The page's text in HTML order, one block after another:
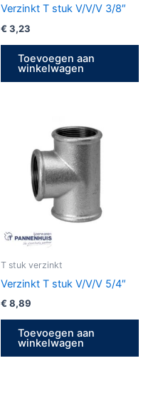
Verzinkt T stuk V/V/V 3/8″
€ 3,23
Toevoegen aan
winkelwagen
T stuk verzinkt
Verzinkt T stuk V/V/V 5/4″
€ 8,89
Toevoegen aan
winkelwagen